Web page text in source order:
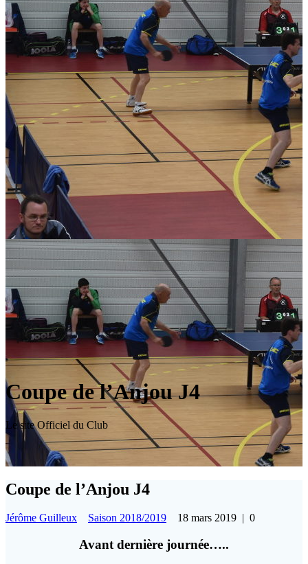
Coupe de l’Anjou J4
Le site Officiel du Club
Coupe de l’Anjou J4
Jérôme Guilleux Saison 2018/2019 18 mars 2019 | 0
Avant dernière journée…..